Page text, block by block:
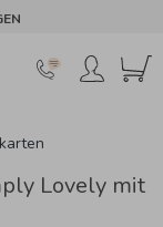
Lovely mit